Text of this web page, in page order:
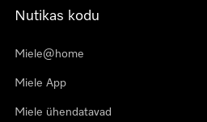
Nutikas kodu
Miele@home
Miele App
Miele ühendatavad